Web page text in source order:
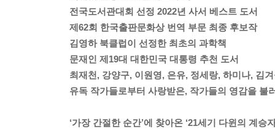
전국도서관대회 선정 2022년 사서 베스트 도서
제62회 한국출판문화상 번역 부문 최종 후보작
김영하 북클럽이 선정한 최초의 과학책
문재인 제19대 대한민국 대통령 추천 도서
최재천, 강양구, 이원영, 은유, 정세랑, 하미나, 김
유독 작가들로부터 사랑받은, 작가들의 영감을 불
‘가장 간절한 순간’에 찾아온 ‘21세기 다윈의 계승